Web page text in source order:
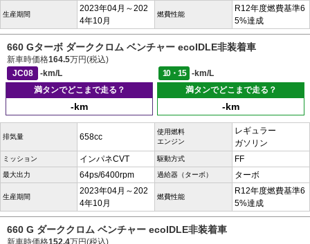
生産期間
2023年04月～202
4年10月
燃費性能
R12年度燃費基準6
5%達成
660 Gターボ ダーククロム ベンチャー ecoIDLE非装着車
新車時価格164.5万円(税込)
JC08
-km/L 10・15
-km/L
満タンでどこまで走る？
-km
満タンでどこまで走る？
-km
排気量 658cc
使用燃料
エンジン
レギュラー
ガソリン
ミッション インパネCVT 駆動方式 FF
最大出力 64ps/6400rpm 過給器（ターボ） ターボ
生産期間
2023年04月～202
4年10月
燃費性能
R12年度燃費基準6
5%達成
660 G ダーククロム ベンチャー ecoIDLE非装着車